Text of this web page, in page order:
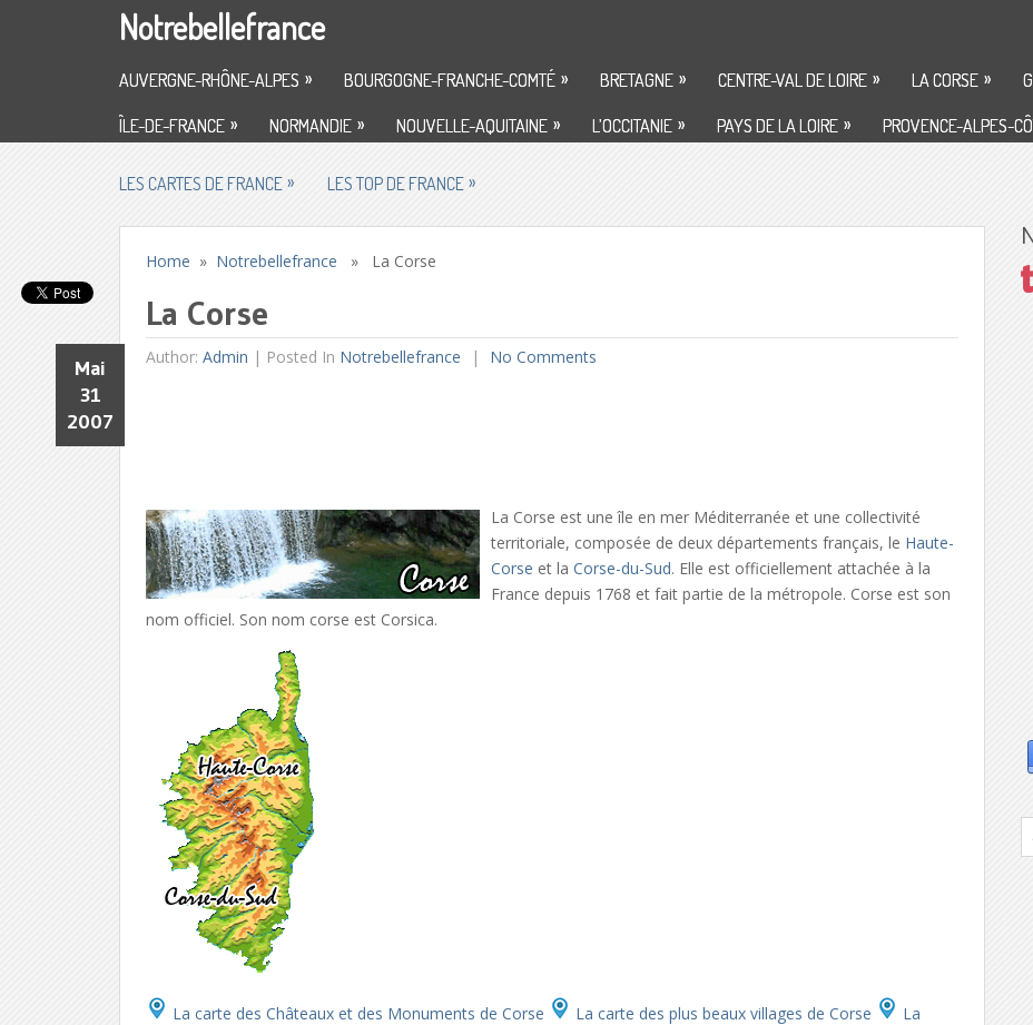
Notrebellefrance
AUVERGNE-RHÔNE-ALPES » BOURGOGNE-FRANCHE-COMTÉ » BRETAGNE » CENTRE-VAL DE LOIRE » LA CORSE »
ÎLE-DE-FRANCE » NORMANDIE » NOUVELLE-AQUITAINE » L’OCCITANIE » PAYS DE LA LOIRE » PROVENCE-ALPES-
LES CARTES DE FRANCE » LES TOP DE FRANCE »
Home » Notrebellefrance » La Corse
La Corse
Author:Admin |
Mai
31
2007
Posted In Notrebellefrance No Comments
La Corse est une île en mer Méditerranée et une collectivité
territoriale, composée de deux départements français, le Haute-
Corse et laCorse-du-Sud. Elle est officiellement attachée à la
France depuis 1768 et fait partie de la métropole. Corse est son
nom officiel. Son nom corse est Corsica.
La carte des Châteaux et des Monuments de Corse La carte des plus beaux villages de Corse
La